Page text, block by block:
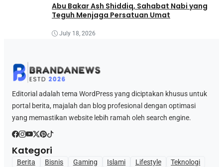
Abu Bakar Ash Shiddiq, Sahabat Nabi yang
Teguh Menjaga Persatuan Umat
July 18, 2026
Editorial adalah tema WordPress yang diciptakan khusus untuk
portal berita, majalah dan blog profesional dengan optimasi
yang memastikan website lebih ramah oleh search engine.
Kategori
Berita Bisnis Gaming Islami Lifestyle
Teknologi